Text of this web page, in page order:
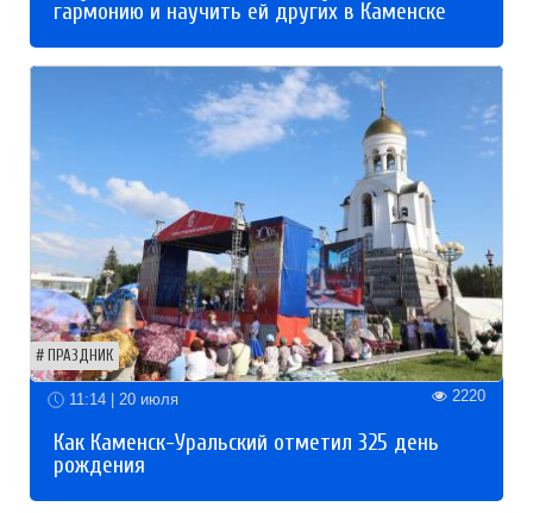
гармонию и научить ей других в Каменске
ПРАЗДНИК
11:14 | 20 июля 2220
Как Каменск-Уральский отметил 325 день
рождения